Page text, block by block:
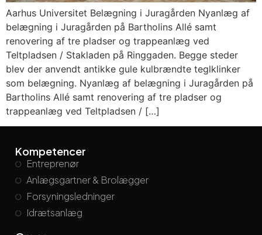
Aarhus Universitet Belægning i Juragården Nyanlæg af
belægning i Juragården på Bartholins Allé samt
renovering af tre pladser og trappeanlæg ved
Teltpladsen / Stakladen på Ringgaden. Begge steder
blev der anvendt antikke gule kulbrændte teglklinker
som belægning. Nyanlæg af belægning i Juragården på
Bartholins Allé samt renovering af tre pladser og
trappeanlæg ved Teltpladsen / […]
Kompetencer
Entreprenør
Anlægsgartner & Brolægger
Forsyningsledninger
Idrætsanlæg